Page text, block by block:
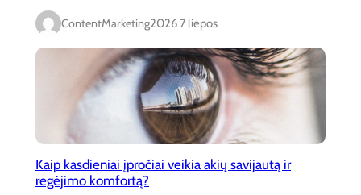
ContentMarketing2026 7 liepos
Kaip kasdieniai įpročiai veikia akių savijautą ir
regėjimo komfortą?